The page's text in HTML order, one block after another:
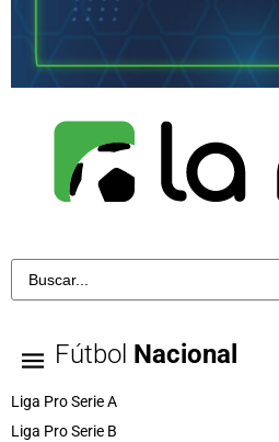
Fútbol Nacional
Liga Pro Serie A
Liga Pro Serie B